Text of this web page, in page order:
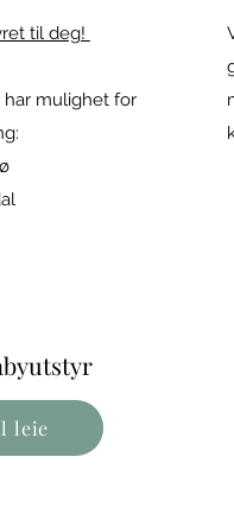
til deg!
har mulighet for
leie